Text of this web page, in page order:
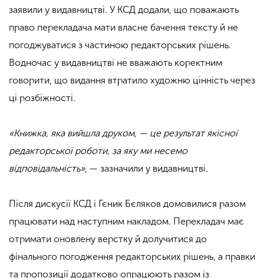
заявили у видавництві. У КСД додали, що поважають
право перекладача мати власне бачення тексту й не
погоджуватися з частиною редакторських рішень.
Водночас у видавництві не вважають коректним
говорити, що видання втратило художню цінність через
ці розбіжності.
«Книжка, яка вийшла друком, — це результат якісної
редакторської роботи, за яку ми несемо
відповідальність», — зазначили у видавництві.
Після дискусії КСД і Гєник Бєляков домовилися разом
працювати над наступним накладом. Перекладач має
отримати оновлену верстку й долучитися до
фінального погодження редакторських рішень, а правки
та пропозиції додатково опрацюють разом із